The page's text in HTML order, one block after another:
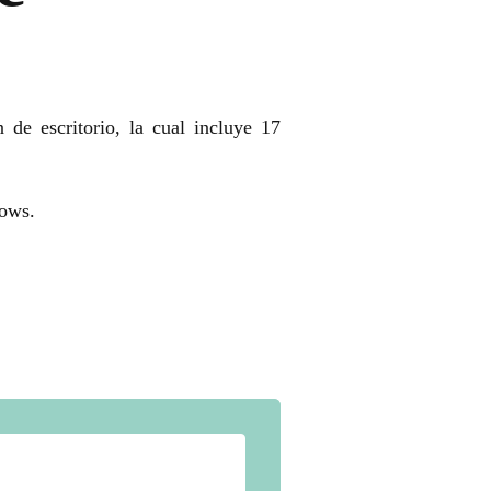
de escritorio, la cual incluye 17